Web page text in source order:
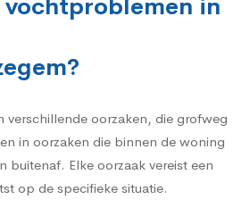
vochtproblemen in
oorzaken, die grofweg
in oorzaken die binnen de woning
buitenaf. Elke oorzaak vereist een
op de specifieke situatie.